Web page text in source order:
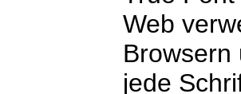
Web
Browsern
jede